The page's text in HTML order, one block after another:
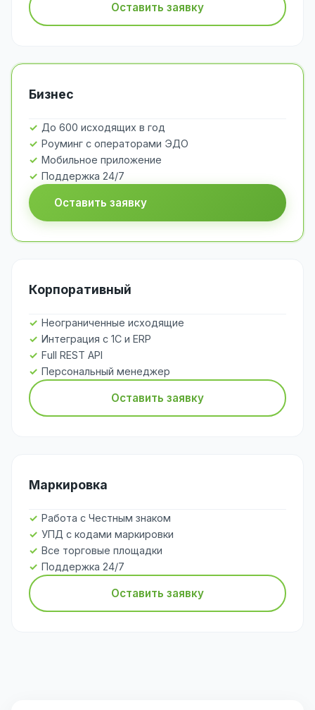
Оставить заявку
Бизнес
До 600 исходящих в год
Роуминг с операторами ЭДО
Мобильное приложение
Поддержка 24/7
Оставить заявку
Корпоративный
Неограниченные исходящие
Интеграция с 1С и ERP
Full REST API
Персональный менеджер
Оставить заявку
Маркировка
Работа с Честным знаком
УПД с кодами маркировки
Все торговые площадки
Поддержка 24/7
Оставить заявку